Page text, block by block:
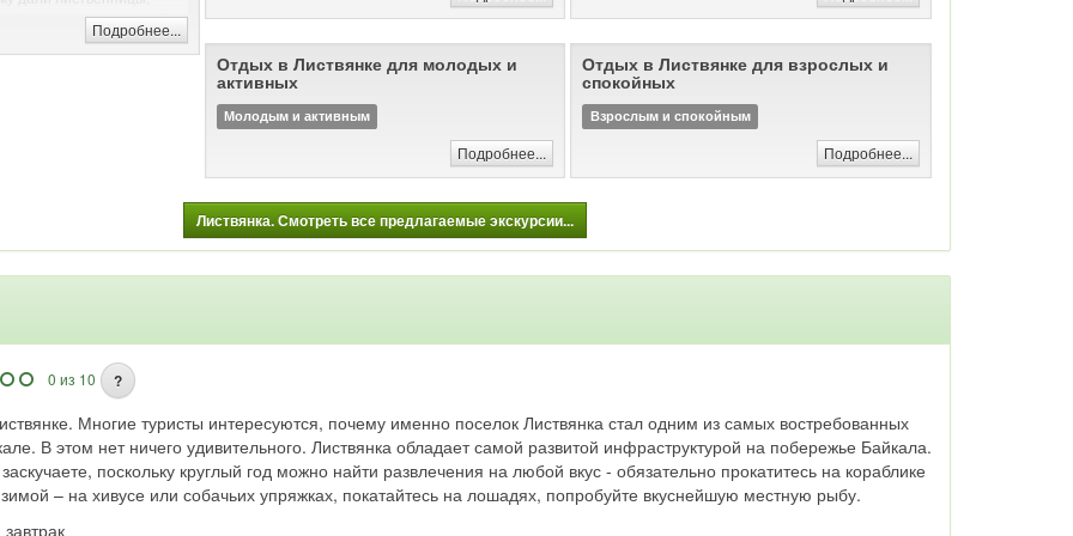
в большом количестве. В
Павлович Чехов был
мест, сравнивая
лавочек. Не заскучают
отдыха. Листвянка
прогулки на
или квадроциклах,
и многое другое.
рукотворных
Листвянка
в любое время
здесь можно
льду Байкала,
спорта, летом -
Подробнее...
Отдых в Листвянке для молодых и
активных
Молодым и активным
Подробнее...
Отдых в Листвянке для взрослых и
спокойных
Взрослым и спокойным
Подробнее...
Листвянка. Смотреть все предлагаемые экскурсии...
0 из 10 ?
Многие туристы интересуются, почему именно поселок Листвянка стал одним из самых востребованных
В этом нет ничего удивительного. Листвянка обладает самой развитой инфраструктурой на побережье Байкала.
поскольку круглый год можно найти развлечения на любой вкус - обязательно прокатитесь на кораблике
– на хивусе или собачьих упряжках, покатайтесь на лошадях, попробуйте вкуснейшую местную рыбу.
завтрак